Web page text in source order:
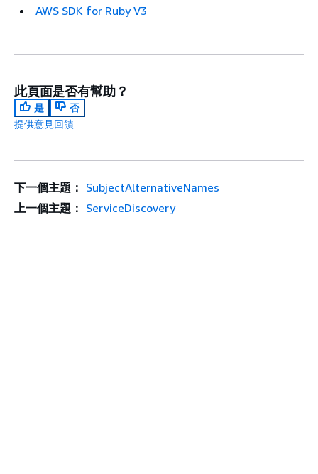
AWS SDK for Ruby V3
此頁面是否有幫助？
是
否
提供意見回饋
下一個主題： SubjectAlternativeNames
上一個主題： ServiceDiscovery